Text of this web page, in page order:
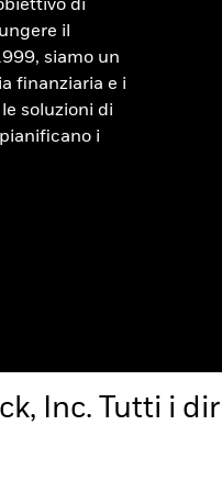
di
il
siamo un
finanziaria e i
soluzioni di
i
Inc. Tutti i